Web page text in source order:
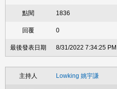
1836
0
8/31/2022 7:34:25 PM
Lowking 姚宇謙